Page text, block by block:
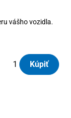
vášho vozidla.
Kúpiť